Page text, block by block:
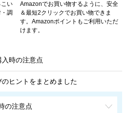
い
調
Amazonでお買い物するように、安全
＆最短2クリックでお買い物できま
す。Amazonポイントもご利用いただ
けます。
時の注意点
ヒントをまとめました
の注意点